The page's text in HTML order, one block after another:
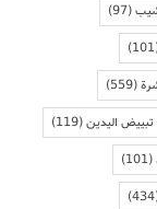
(97)
(559)
تبييض اليدين(119)
(101)